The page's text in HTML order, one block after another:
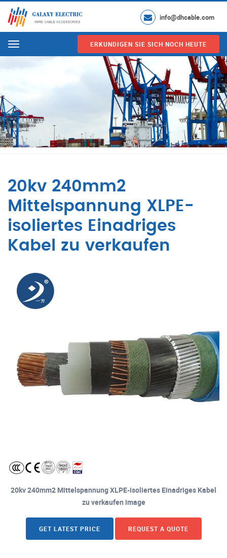
info@dhcable.com
Menu ERKUNDIGEN SIE SICH NOCH HEUTE
20kv 240mm2
Mittelspannung XLPE-
isoliertes Einadriges
Kabel zu verkaufen
20kv 240mm2 Mittelspannung XLPE-isoliertes Einadriges Kabel
zu verkaufen image
GET LATEST PRICE REQUEST A QUOTE